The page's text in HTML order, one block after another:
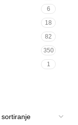
6
18
82
350
1